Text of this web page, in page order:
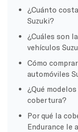
¿Cuánto
Suzuki?
¿Cuáles son
vehículos
Cómo
automóviles
¿Qué
cobertura?
Por qué la
Endurance le